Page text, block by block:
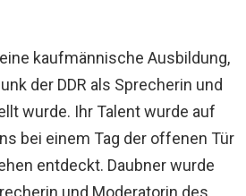
kaufmännische Ausbildung,
der DDR als Sprecherin und
wurde. Ihr Talent wurde auf
bei einem Tag der offenen Tür
entdeckt. Daubner wurde
und Moderatorin des